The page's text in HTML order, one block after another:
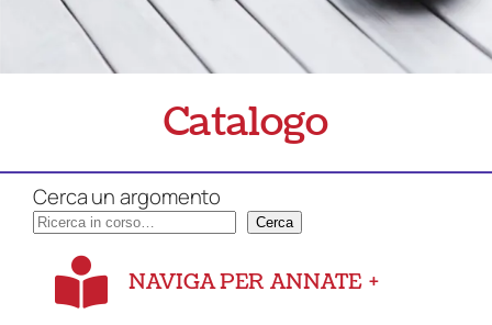
Catalogo
Cerca un argomento
Cerca
NAVIGA PER ANNATE +